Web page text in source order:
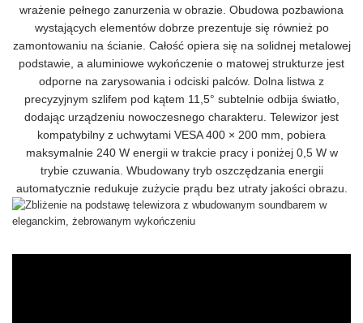
wrażenie pełnego zanurzenia w obrazie. Obudowa pozbawiona
wystających elementów dobrze prezentuje się również po
zamontowaniu na ścianie. Całość opiera się na solidnej metalowej
podstawie, a aluminiowe wykończenie o matowej strukturze jest
odporne na zarysowania i odciski palców. Dolna listwa z
precyzyjnym szlifem pod kątem 11,5° subtelnie odbija światło,
dodając urządzeniu nowoczesnego charakteru. Telewizor jest
kompatybilny z uchwytami VESA 400 × 200 mm, pobiera
maksymalnie 240 W energii w trakcie pracy i poniżej 0,5 W w
trybie czuwania. Wbudowany tryb oszczędzania energii
automatycznie redukuje zużycie prądu bez utraty jakości obrazu.